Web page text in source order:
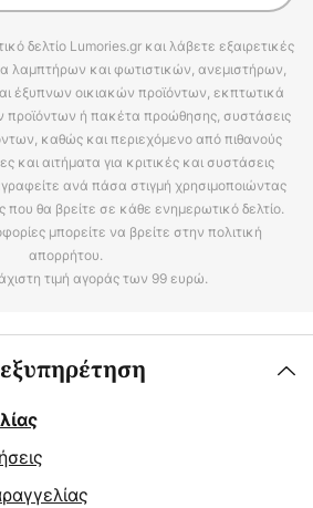
δελτίο Lumories.gr και λάβετε εξαιρετικές
λαμπτήρων και φωτιστικών, ανεμιστήρων,
έξυπνων οικιακών προϊόντων, εκπτωτικά
προϊόντων ή πακέτα προώθησης, συστάσεις
καθώς και περιεχόμενο από πιθανούς
και αιτήματα για κριτικές και συστάσεις
ανά πάσα στιγμή χρησιμοποιώντας
θα βρείτε σε κάθε ενημερωτικό δελτίο.
μπορείτε να βρείτε στην πολιτική
απορρήτου.
τιμή αγοράς των 99 ευρώ.